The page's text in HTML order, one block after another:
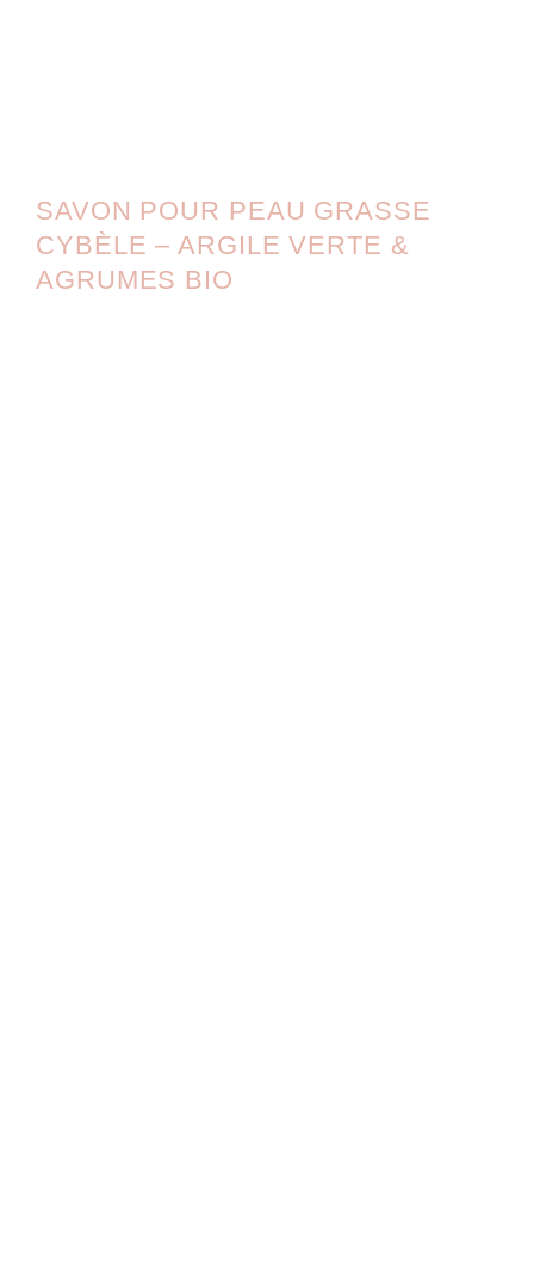
SAVON POUR PEAU GRASSE
CYBÈLE – ARGILE VERTE &
AGRUMES BIO